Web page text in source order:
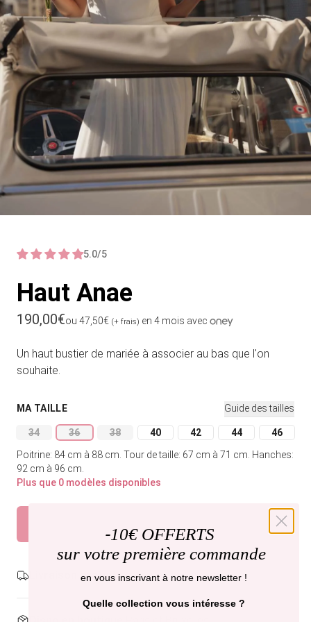
5.0/5
Haut Anae
Prix habituel
190,00€ou 47,50€ (+ frais) en 4 mois avec
Un haut bustier de mariée à associer au bas que l'on
souhaite.
MA TAILLE Guide des tailles
34
Variante épuisée ou indisponible
36
Variante épuisée ou indisponible
38
Variante épuisée ou indisponible
40
Variante épuisée ou indisponible
42
Variante épuisée ou
44
Variante
46
Poitrine: 84 cm à 88 cm. Tour de taille: 67 cm à 71 cm. Hanches:
92 cm à 96 cm.
Plus que 0 modèles disponibles
Livraison gratuite,recevez-la vendredi .
-10€ OFFERTS
sur votre première commande
en vous inscrivant à notre newsletter !
Quelle collection vous intéresse ?